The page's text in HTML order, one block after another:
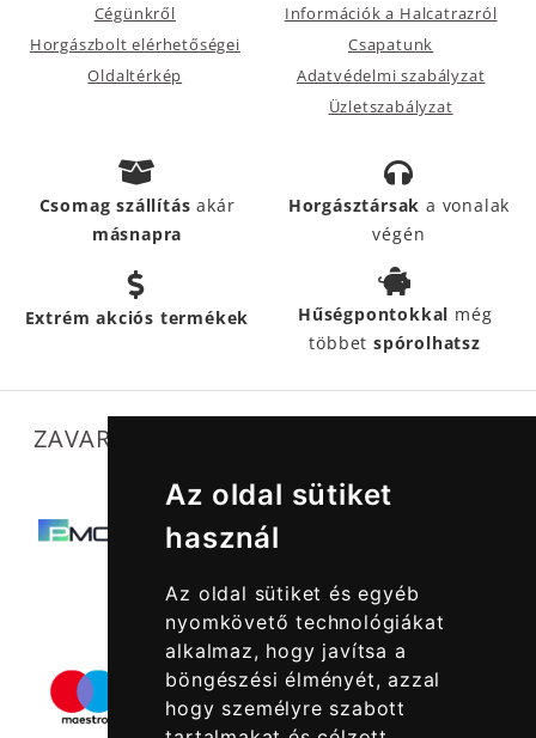
Az oldal sütiket
használ
Az oldal sütiket és egyéb
nyomkövető technológiákat
alkalmaz, hogy javítsa a
böngészési élményét, azzal
hogy személyre szabott
Cégünkről
Horgászbolt elérhetőségei
Oldaltérkép
Információk a Halcatrazról
Csapatunk
Adatvédelmi szabályzat
Üzletszabályzat
Csomag szállításakár
másnapra
Horgásztársak a vonalak
végén
Extrém akciós termékek Hűségpontokkal még
többetspórolhatsz
ZAVARTALAN MŰKÖDÉSÜNKET SEGÍTIK